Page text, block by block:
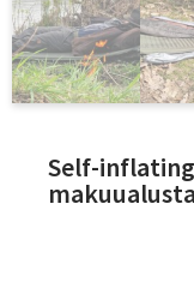
Self-